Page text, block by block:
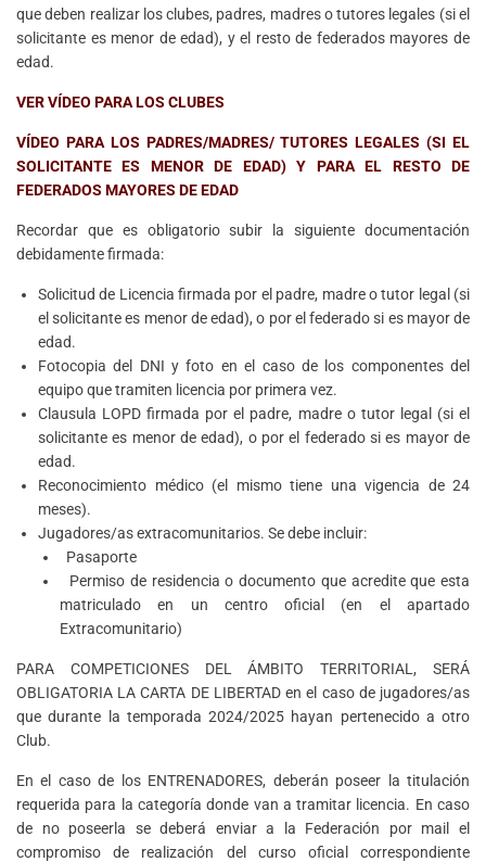
que deben realizar los clubes, padres, madres o tutores legales (si el
solicitante es menor de edad), y el resto de federados mayores de
edad.
VER VÍDEO PARA LOS CLUBES
VÍDEO PARA LOS PADRES/MADRES/ TUTORES LEGALES (SI EL
SOLICITANTE ES MENOR DE EDAD) Y PARA EL RESTO DE
FEDERADOS MAYORES DE EDAD
Recordar que es obligatorio subir la siguiente documentación
debidamente firmada:
Solicitud de Licencia firmada por el padre, madre o tutor legal (si
el solicitante es menor de edad), o por el federado si es mayor de
edad.
Fotocopia del DNI y foto en el caso de los componentes del
equipo que tramiten licencia por primera vez.
Clausula LOPD firmada por el padre, madre o tutor legal (si el
solicitante es menor de edad), o por el federado si es mayor de
edad.
Reconocimiento médico (el mismo tiene una vigencia de 24
meses).
Jugadores/as extracomunitarios. Se debe incluir:
Pasaporte
Permiso de residencia o documento que acredite que esta
matriculado en un centro oficial (en el apartado
Extracomunitario)
PARA COMPETICIONES DEL ÁMBITO TERRITORIAL, SERÁ
OBLIGATORIA LA CARTA DE LIBERTAD en el caso de jugadores/as
que durante la temporada 2024/2025 hayan pertenecido a otro
Club.
En el caso de los ENTRENADORES, deberán poseer la titulación
requerida para la categoría donde van a tramitar licencia. En caso
de no poseerla se deberá enviar a la Federación por mail el
compromiso de realización del curso oficial correspondiente